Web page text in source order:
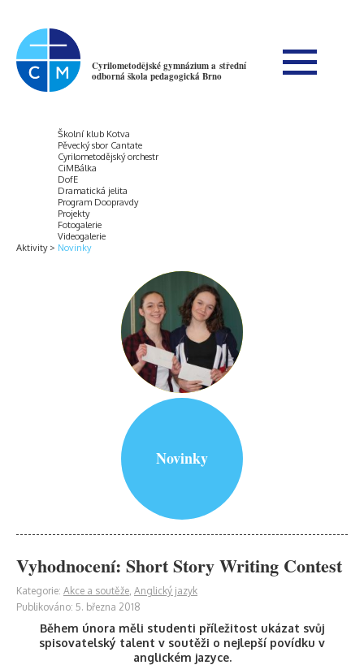
Cyrilometodějské gymnázium a střední
odborná škola pedagogická Brno
Aktivity
Školní klub Kotva
Pěvecký sbor Cantate
Cyrilometodějský orchestr
CiMBálka
DofE
Dramatická jelita
Program Doopravdy
Projekty
Fotogalerie
Videogalerie
Novinky
Novinky
Vyhodnocení: Short Story Writing Contest
Kategorie: Akce a soutěže, Anglický jazyk
Publikováno: 5. března 2018
Během února měli studenti příležitost ukázat svůj
spisovatelský talent v soutěži o nejlepší povídku v
anglickém jazyce.